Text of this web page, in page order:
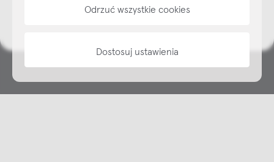
Odrzuć wszystkie cookies
Dostosuj ustawienia